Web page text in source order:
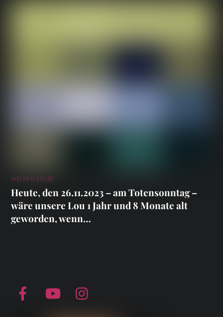
WELPEN STUBE
Heute, den 26.11.2023 – am Totensonntag –
wäre unsere Lou 1 Jahr und 8 Monate alt
geworden, wenn…
YouTube